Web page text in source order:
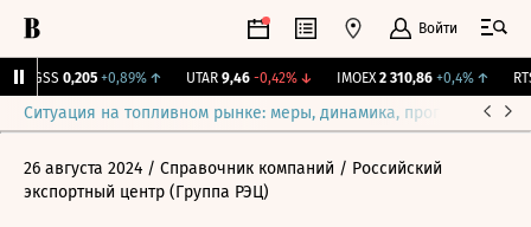
Войти
RGSS 0,205 +0,89%↑ UTAR 9,46 -0,42%↓ IMOEX 2 310,86 +0,4%↑ RTSI
Ситуация на топливном рынке: меры, динамика, прогнозы
26 августа 2024 / Справочник компаний / Российский
экспортный центр (Группа РЭЦ)